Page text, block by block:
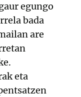
egungo
bada
are
eta